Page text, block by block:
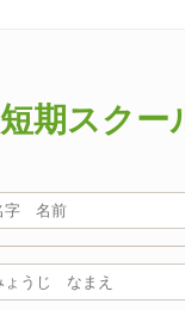
期スクー